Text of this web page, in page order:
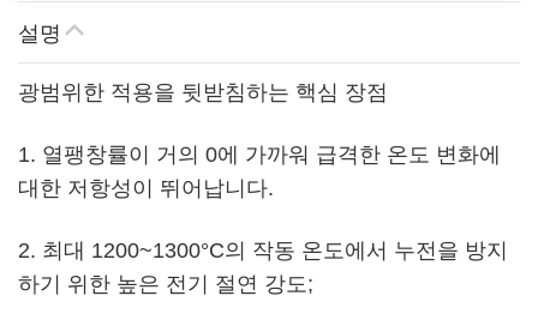
설명
광범위한 적용을 뒷받침하는 핵심 장점
1. 열팽창률이 거의 0에 가까워 급격한 온도 변화에
대한 저항성이 뛰어납니다.
2. 최대 1200~1300°C의 작동 온도에서 누전을 방지
하기 위한 높은 전기 절연 강도;